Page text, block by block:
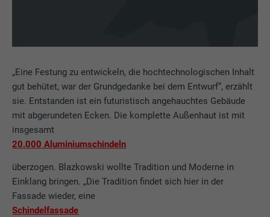
„Eine Festung zu entwickeln, die hochtechnologischen Inhalt
gut behütet, war der Grundgedanke bei dem Entwurf“, erzählt
sie. Entstanden ist ein futuristisch angehauchtes Gebäude
mit abgerundeten Ecken. Die komplette Außenhaut ist mit
insgesamt
20.000 Aluminiumschindeln
überzogen. Blazkowski wollte Tradition und Moderne in
Einklang bringen. „Die Tradition findet sich hier in der
Fassade wieder, eine
Schindelfassade